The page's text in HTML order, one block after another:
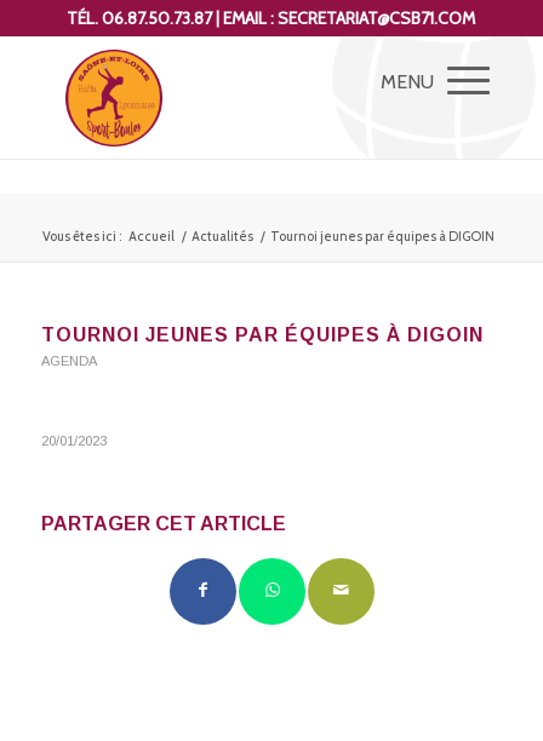
TÉL. 06.87.50.73.87 | EMAIL : SECRETARIAT@CSB71.COM
Vous êtes ici : Accueil / Actualités / Tournoi jeunes par équipes à DIGOIN
TOURNOI JEUNES PAR ÉQUIPES À DIGOIN
AGENDA
20/01/2023
PARTAGER CET ARTICLE